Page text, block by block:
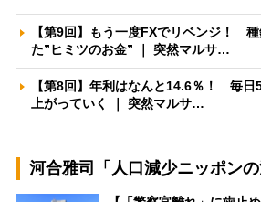
【第9回】もう一度FXでリベンジ！
た”ヒミツのお金” ｜ 突然マルサ…
【第8回】年利はなんと14.6％！ 毎日
上がっていく ｜ 突然マルサ…
河合雅司「人口減少ニッポンの